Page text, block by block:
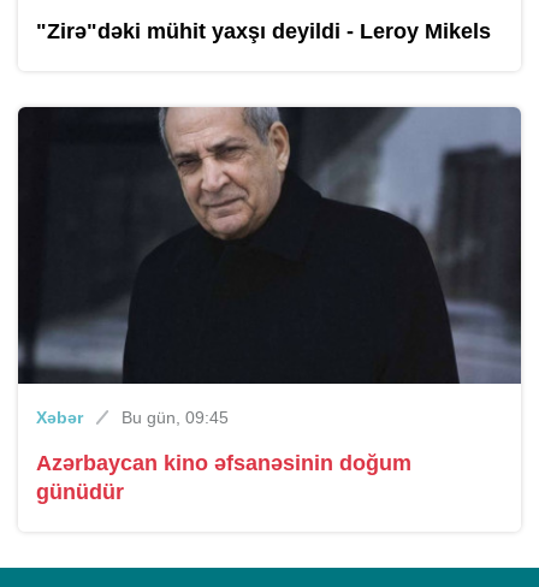
"Zirə"dəki mühit yaxşı deyildi - Leroy Mikels
Xəbər Bu gün, 09:45
Azərbaycan kino əfsanəsinin doğum
günüdür